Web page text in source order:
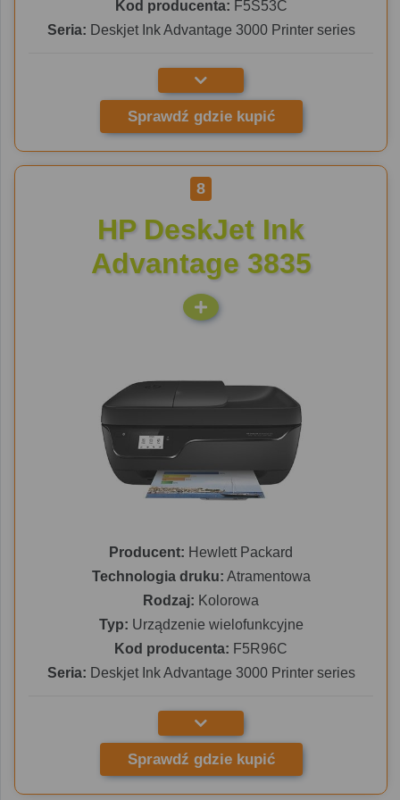
Kod producenta: F5S53C
Seria: Deskjet Ink Advantage 3000 Printer series
Sprawdź gdzie kupić
8
HP DeskJet Ink
Advantage 3835
Producent: Hewlett Packard
Technologia druku: Atramentowa
Rodzaj: Kolorowa
Typ: Urządzenie wielofunkcyjne
Kod producenta: F5R96C
Seria: Deskjet Ink Advantage 3000 Printer series
Sprawdź gdzie kupić